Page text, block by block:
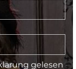
gelesen